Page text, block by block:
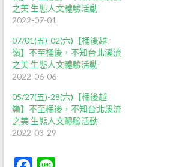
之美 生態人文體驗活動
2022-07-01
07/01(五)-02(六)【桶後越
嶺】不至桶後，不知台北溪流
之美 生態人文體驗活動
2022-06-06
05/27(五)-28(六)【桶後越
嶺】不至桶後，不知台北溪流
之美 生態人文體驗活動
2022-03-29